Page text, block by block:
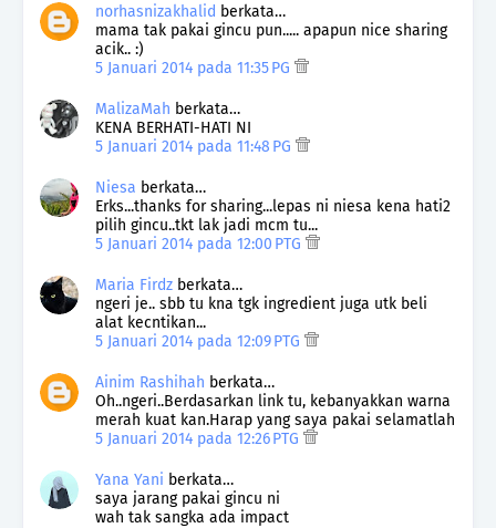
norhasnizakhalid berkata…
mama tak pakai gincu pun..... apapun nice sharing
acik.. :)
5 Januari 2014 pada 11:35 PG
MalizaMah berkata…
KENA BERHATI-HATI NI
5 Januari 2014 pada 11:48 PG
Niesa berkata…
Erks...thanks for sharing...lepas ni niesa kena hati2
pilih gincu..tkt lak jadi mcm tu...
5 Januari 2014 pada 12:00 PTG
Maria Firdz berkata…
ngeri je.. sbb tu kna tgk ingredient juga utk beli
alat kecntikan...
5 Januari 2014 pada 12:09 PTG
Ainim Rashihah berkata…
Oh..ngeri..Berdasarkan link tu, kebanyakkan warna
merah kuat kan.Harap yang saya pakai selamatlah
5 Januari 2014 pada 12:26 PTG
Yana Yani berkata…
saya jarang pakai gincu ni
wah tak sangka ada impact